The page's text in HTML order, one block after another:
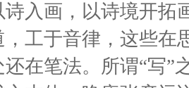
诗入画，以诗境开拓
，工于音律，这些在
在笔法。所谓“写”